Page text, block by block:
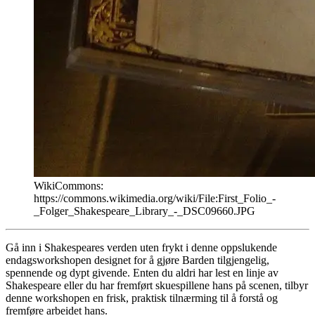
WikiCommons:
https://commons.wikimedia.org/wiki/File:First_Folio_-
_Folger_Shakespeare_Library_-_DSC09660.JPG
Gå inn i Shakespeares verden uten frykt i denne oppslukende
endagsworkshopen designet for å gjøre Barden tilgjengelig,
spennende og dypt givende. Enten du aldri har lest en linje av
Shakespeare eller du har fremført skuespillene hans på scenen, tilbyr
denne workshopen en frisk, praktisk tilnærming til å forstå og
fremføre arbeidet hans.